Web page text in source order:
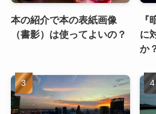
本の紹介で本の表紙画像
（書影）は使ってよいの？
『
に
か